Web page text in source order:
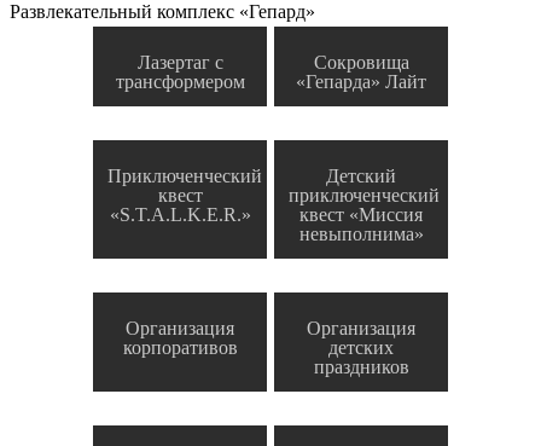
Развлекательный комплекс «Гепард»
Лазертаг с
трансформером
Сокровища
«Гепарда» Лайт
Приключенческий
квест
«S.T.A.L.K.E.R.»
Детский
приключенческий
квест «Миссия
невыполнима»
Организация
корпоративов
Организация
детских
праздников